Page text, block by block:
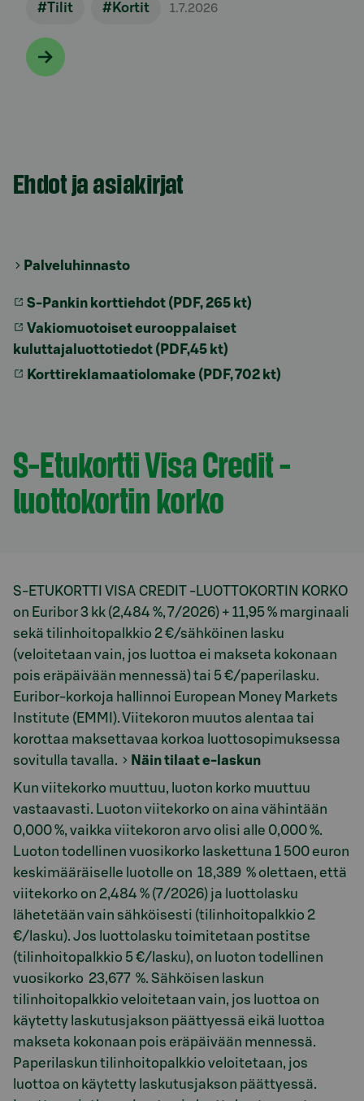
#Tilit #Kortit 1.7.2026
Ehdot ja asiakirjat
Palveluhinnasto
S-Pankin korttiehdot (PDF, 265 kt)
Vakiomuotoiset eurooppalaiset
kuluttajaluottotiedot (PDF,45 kt)
Korttireklamaatiolomake (PDF, 702 kt)
S-Etukortti Visa Credit -
luottokortin korko
Model.AnchorLinkTargetDescription korko
S-ETUKORTTI VISA CREDIT -LUOTTOKORTIN KORKO
on Euribor 3 kk (2,484 %, 7/2026) + 11,95 % marginaali
sekä tilinhoitopalkkio 2 €/sähköinen lasku
(veloitetaan vain, jos luottoa ei makseta kokonaan
pois eräpäivään mennessä) tai 5 €/paperilasku.
Euribor-korkoja hallinnoi European Money Markets
Institute (EMMI). Viitekoron muutos alentaa tai
korottaa maksettavaa korkoa luottosopimuksessa
sovitulla tavalla.
Näin tilaat e-laskun
Kun viitekorko muuttuu, luoton korko muuttuu
vastaavasti. Luoton viitekorko on aina vähintään
0,000 %, vaikka viitekoron arvo olisi alle 0,000 %.
Luoton todellinen vuosikorko laskettuna 1 500 euron
keskimääräiselle luotolle on 18,389 % olettaen, että
viitekorko on 2,484 % (7/2026) ja luottolasku
lähetetään vain sähköisesti (tilinhoitopalkkio 2
€/lasku). Jos luottolasku toimitetaan postitse
(tilinhoitopalkkio 5 €/lasku), on luoton todellinen
vuosikorko 23,677 %. Sähköisen laskun
tilinhoitopalkkio veloitetaan vain, jos luottoa on
käytetty laskutusjakson päättyessä eikä luottoa
makseta kokonaan pois eräpäivään mennessä.
Paperilaskun tilinhoitopalkkio veloitetaan, jos
luottoa on käytetty laskutusjakson päättyessä.